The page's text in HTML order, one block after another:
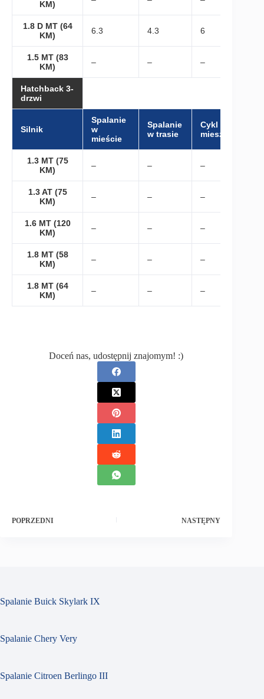
KM)
1.8 D MT (64
KM)
6.3 4.3 6
1.5 MT (83
KM)
– – –
Hatchback 3-
drzwi
Silnik
Spalanie
w
mieście
Spalanie
w trasie
Cykl
mieszany
1.3 MT (75
KM)
– – –
1.3 AT (75
KM)
– – –
1.6 MT (120
KM)
– – –
1.8 MT (58
KM)
– – –
1.8 MT (64
KM)
– – –
Doceń nas, udostępnij znajomym! :)
POPRZEDNI NASTĘPNY
Spalanie Buick Skylark IX
Spalanie Chery Very
Spalanie Citroen Berlingo III